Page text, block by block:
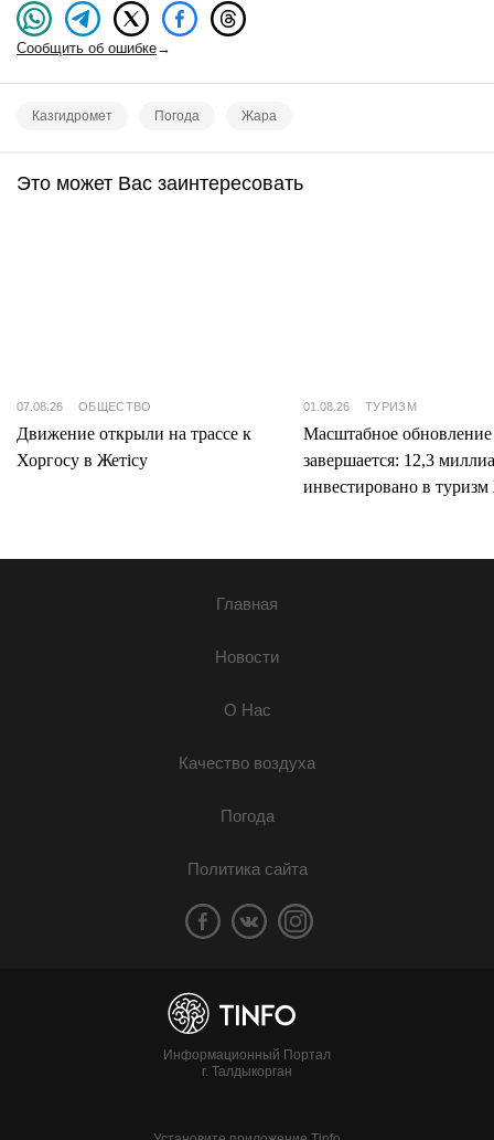
Сообщить об ошибке→
Казгидромет Погода Жара
Это может Вас заинтересовать
07.08.26 ОБЩЕСТВО
Движение открыли на трассе к
Хоргосу в Жетісу
01.08.26 ТУРИЗМ
Масштабное
завершается: 12,3
инвестировано в туризм
Главная
Новости
О Нас
Качество воздуха
Погода
Политика сайта
Информационный Портал
г. Талдыкорган